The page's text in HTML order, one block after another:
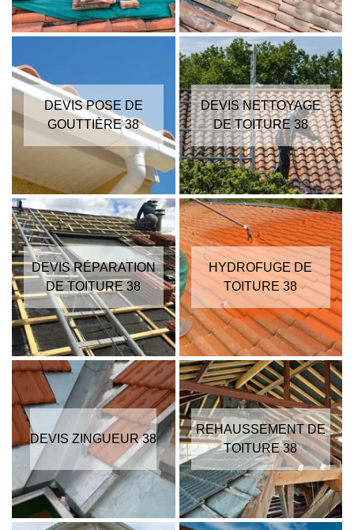
DEVIS POSE DE
GOUTTIÈRE 38
DEVIS NETTOYAGE
DE TOITURE 38
DEVIS RÉPARATION
DE TOITURE 38
HYDROFUGE DE
TOITURE 38
DEVIS ZINGUEUR 38
REHAUSSEMENT DE
TOITURE 38